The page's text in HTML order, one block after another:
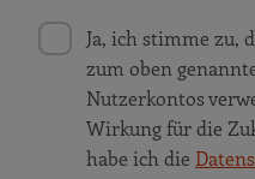
Ja, ich stimme zu,
zum oben
Nutzerkontos
Wirkung für die
habe ich die